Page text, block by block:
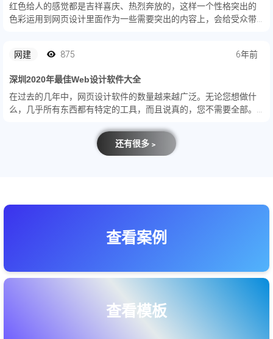
红色给人的感觉都是吉祥喜庆、热烈奔放的，这样一个性格突出的
色彩运用到网页设计里面作为一些需要突出的内容上，会给受众带
网建
875 6年前
深圳2020年最佳Web设计软件大全
在过去的几年中，网页设计软件的数量越来越广泛。无论您想做什
么，几乎所有东西都有特定的工具，而且说真的，您不需要全部。
还有很多﹥
查看案例
查看模板